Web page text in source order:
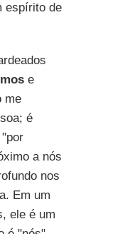
espírito de
e
me
é
a nós
nos
Em um
ele é um